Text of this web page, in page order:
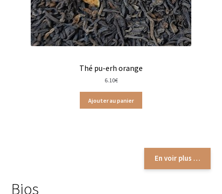
Thés Les Jardins de Gaïa
Thés Les Jardins de Gaïa en vrac
Les Thés de la Pagode en sachets vrac
Thé pu-erh orange
6.10€
Ajouter au panier
En voir plus …
Bios